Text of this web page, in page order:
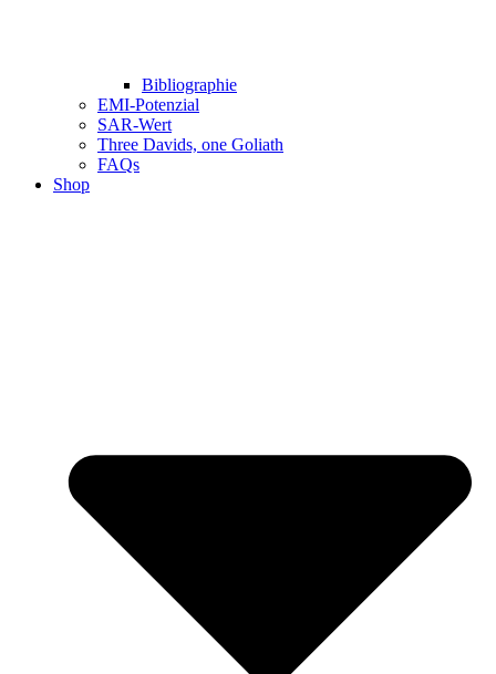
Bibliographie
EMI-Potenzial
SAR-Wert
Three Davids, one Goliath
FAQs
Shop